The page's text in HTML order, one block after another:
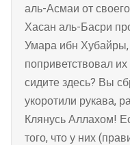
аль-Асмаи от
Хасан аль-Басри
Умара ибн
поприветствовал
сидите здесь? Вы
укоротили рукава,
Клянусь Аллахом!
того, что у них